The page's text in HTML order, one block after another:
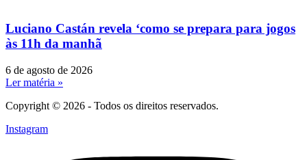
Luciano Castán revela ‘como se prepara para jogos
às 11h da manhã
6 de agosto de 2026
Ler matéria »
Copyright © 2026 - Todos os direitos reservados.
Instagram